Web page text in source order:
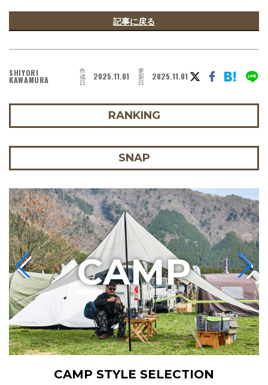
記事に戻る
SHIYORI
KAWAMURA
作
成
日
2025.11.01 更
新
日
2025.11.01
RANKING
SNAP
CAMP STYLE SELECTION
CAMP